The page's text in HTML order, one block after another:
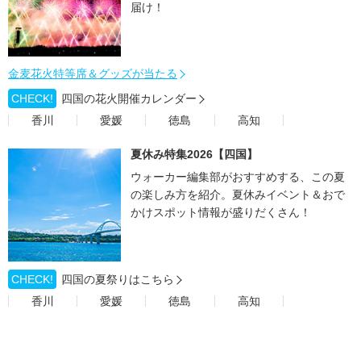
届け！
金麦花火特等席＆グッズが当たる
CHECK!
四国の花火開催カレンダー
香川
愛媛 徳島 高知
夏休み特集2026【四国】
ウォーカー編集部がおすすめする、この夏
の楽しみ方を紹介。夏休みイベント＆おで
かけスポット情報が盛りだくさん！
CHECK!
四国の夏祭りはこちら
香川
愛媛 徳島 高知